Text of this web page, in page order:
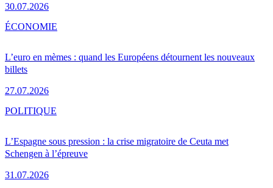
30.07.2026
L’euro en mèmes : quand les Européens détournent les nouveaux
billets
27.07.2026
ÉCONOMIE
L’Espagne sous pression : la crise migratoire de Ceuta met
Schengen à l’épreuve
31.07.2026
POLITIQUE